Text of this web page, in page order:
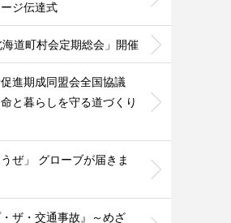
ジ伝達式
海道町村会定期総会」開催
促進期成同盟会全国協議
と暮らしを守る道づくり
うぜ」 グローブが届きま
・ザ・交通事故』～めざ